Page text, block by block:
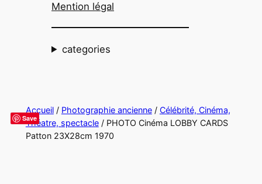
Mention légal
categories
Save
Accueil/ Photographie ancienne/ Célébrité, Cinéma,
Théatre, spectacle/ PHOTO Cinéma LOBBY CARDS
Patton 23X28cm 1970